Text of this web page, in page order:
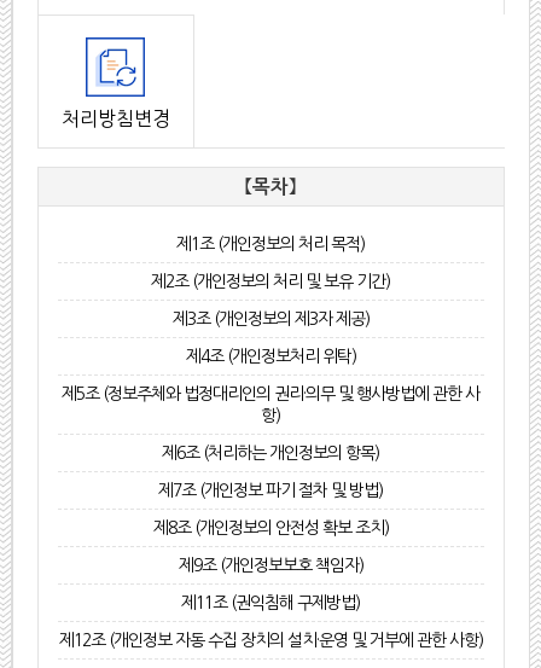
처리방침변경
【목차】
제1조 (개인정보의 처리 목적)
제2조 (개인정보의 처리 및 보유 기간)
제3조 (개인정보의 제3자 제공)
제4조 (개인정보처리 위탁)
제5조 (정보주체와 법정대리인의 권리·의무 및 행사방법에 관한 사
항)
제6조 (처리하는 개인정보의 항목)
제7조 (개인정보 파기 절차 및 방법)
제8조 (개인정보의 안전성 확보 조치)
제9조 (개인정보보호 책임자)
제11조 (권익침해 구제방법)
제12조 (개인정보 자동 수집 장치의 설치·운영 및 거부에 관한 사항)